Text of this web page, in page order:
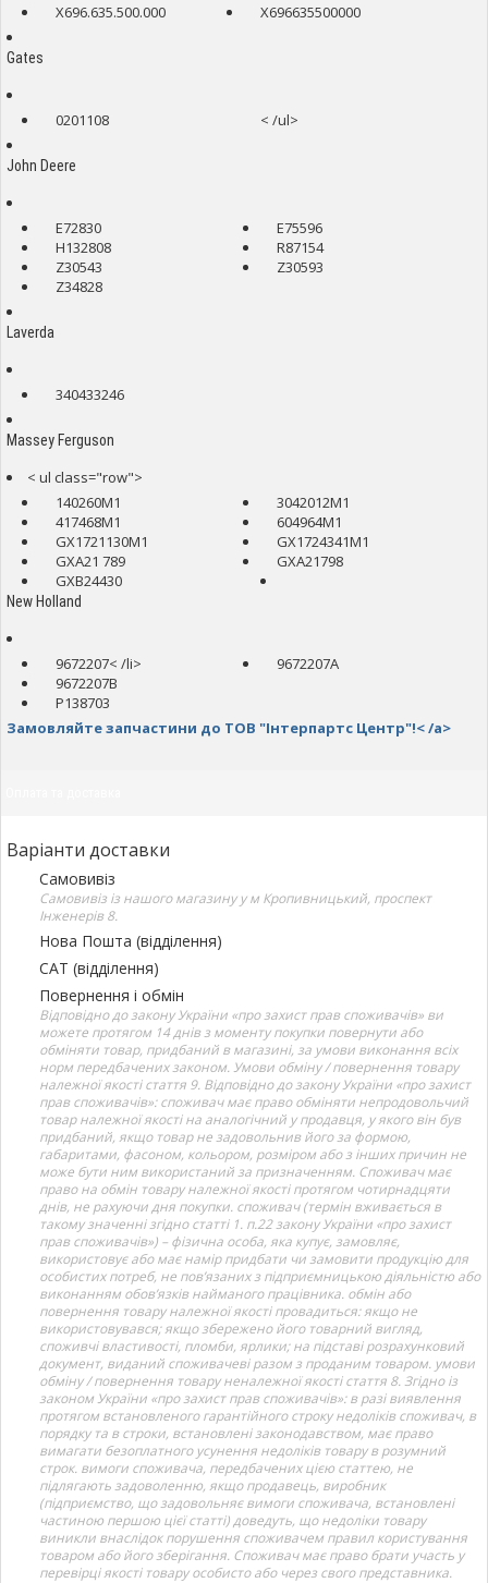
X696.635.500.000 X696635500000
Gates
0201108 < /ul>
John Deere
E72830
E75596
H132808
R87154
Z30543
Z30593
Z34828
Laverda
340433246
Massey Ferguson
< ul class="row">
140260M1
3042012M1
417468M1
604964M1
GX1721130M1
GX1724341M1
GXA21 789
GXA21798
GXB24430
New Holland
9672207< /li>
9672207A
9672207B
P138703
Замовляйте запчастини до ТОВ "Інтерпартс Центр"!< /a>
Варіанти доставки
Самовивіз
Самовивіз із нашого магазину у м Кропивницький, проспект
Інженерів 8.
Нова Пошта (відділення)
САТ (відділення)
Повернення і обмін
Відповідно до закону України «про захист прав споживачів» ви
можете протягом 14 днів з моменту покупки повернути або
обміняти товар, придбаний в магазині, за умови виконання всіх
норм передбачених законом. Умови обміну / повернення товару
належної якості стаття 9. Відповідно до закону України «про захист
прав споживачів»: споживач має право обміняти непродовольчий
товар належної якості на аналогічний у продавця, у якого він був
придбаний, якщо товар не задовольнив його за формою,
габаритами, фасоном, кольором, розміром або з інших причин не
може бути ним використаний за призначенням. Споживач має
право на обмін товару належної якості протягом чотирнадцяти
днів, не рахуючи дня покупки. споживач (термін вживається в
такому значенні згідно статті 1. п.22 закону України «про захист
прав споживачів») – фізична особа, яка купує, замовляє,
використовує або має намір придбати чи замовити продукцію для
особистих потреб, не пов’язаних з підприємницькою діяльністю або
виконанням обов’язків найманого працівника. обмін або
повернення товару належної якості провадиться: якщо не
використовувався; якщо збережено його товарний вигляд,
споживчі властивості, пломби, ярлики; на підставі розрахунковий
документ, виданий споживачеві разом з проданим товаром. умови
обміну / повернення товару неналежної якості стаття 8. Згідно із
законом України «про захист прав споживачів»: в разі виявлення
протягом встановленого гарантійного строку недоліків споживач, в
порядку та в строки, встановлені законодавством, має право
вимагати безоплатного усунення недоліків товару в розумний
строк. вимоги споживача, передбачених цією статтею, не
підлягають задоволенню, якщо продавець, виробник
(підприємство, що задовольняє вимоги споживача, встановлені
частиною першою цієї статті) доведуть, що недоліки товару
виникли внаслідок порушення споживачем правил користування
товаром або його зберігання. Споживач має право брати участь у
перевірці якості товару особисто або через свого представника.